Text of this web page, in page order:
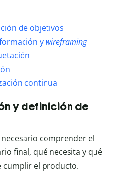
de objetivos
y wireframing
continua
y definición de
comprender el
final, qué necesita y qué
cumplir el producto.